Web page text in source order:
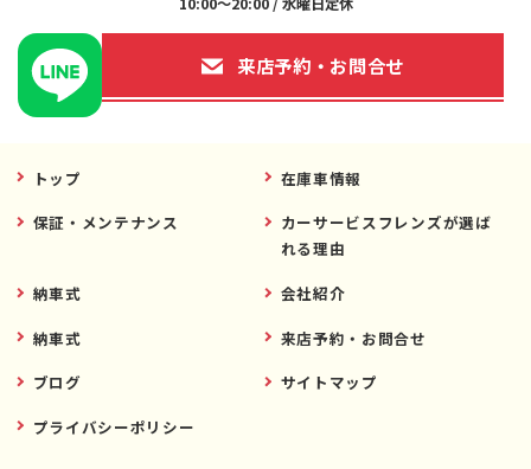
来店予約・お問合せ
トップ
在庫車情報
保証・メンテナンス
カーサービスフレンズが選ば
れる理由
納車式
会社紹介
納車式
来店予約・お問合せ
ブログ
サイトマップ
プライバシーポリシー